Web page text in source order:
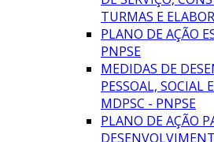
TURMAS E
PLANO DE AÇÃO
PNPSE
MEDIDAS DE
PESSOAL, SOCIAL
MDPSC - PNPSE
PLANO DE AÇÃO